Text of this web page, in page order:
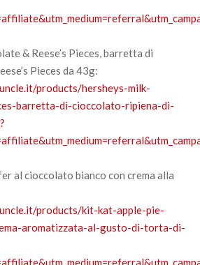
& Reese’s Pieces, barretta di
Pieces da 43g:
products/hersheys-milk-
barretta-di-cioccolato-ripiena-di-
al cioccolato bianco con crema alla
products/kit-kat-apple-pie-
aromatizzata-al-gusto-di-torta-di-